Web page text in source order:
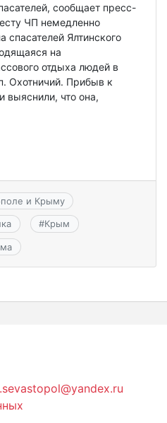
сообщает пресс-
ЧП немедленно
Ялтинского
на
отдыха людей в
Охотничий. Прибыв к
выяснили, что она,
и Крыму
#Крым